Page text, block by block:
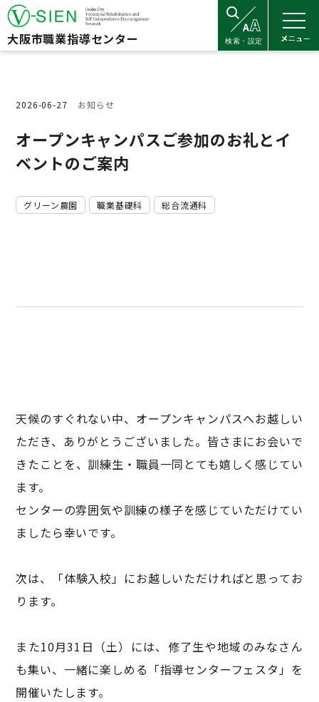
大阪市職業指導センター
2026-06-27 お知らせ
オープンキャンパスご参加のお礼とイ
ベントのご案内
グリーン農園 職業基礎科 総合流通科
天候のすぐれない中、オープンキャンパスへお越しい
ただき、ありがとうございました。皆さまにお会いで
きたことを、訓練生・職員一同とても嬉しく感じてい
ます。
センターの雰囲気や訓練の様子を感じていただけてい
ましたら幸いです。
次は、「体験入校」にお越しいただければと思ってお
ります。
また10月31日（土）には、修了生や地域のみなさん
も集い、一緒に楽しめる「指導センターフェスタ」を
開催いたします。